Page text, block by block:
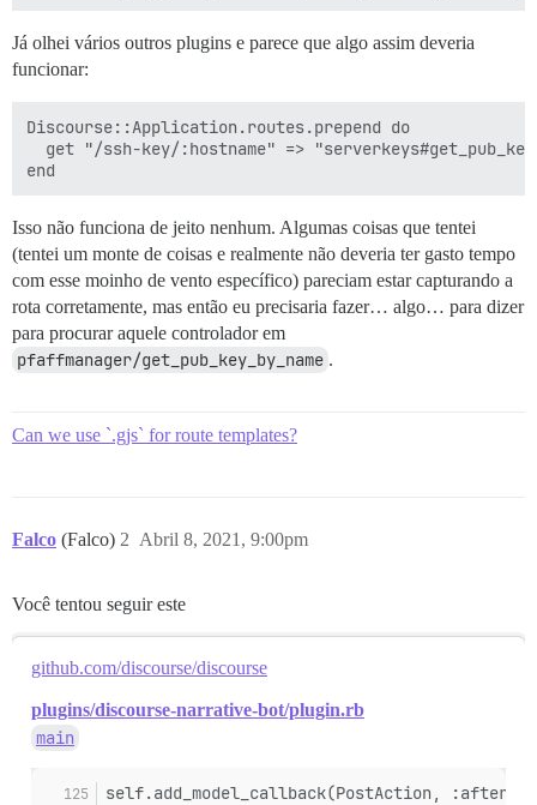
Já olhei vários outros plugins e parece que algo assim deveria
funcionar:
Discourse::Application.routes.prepend do
get "/ssh-key/:hostname" =>
Isso não funciona de jeito nenhum. Algumas coisas que tentei
(tentei um monte de coisas e realmente não deveria ter gasto tempo
com esse moinho de vento específico) pareciam estar capturando a
rota corretamente, mas então eu precisaria fazer… algo… para dizer
para procurar aquele controlador em
pfaffmanager/get_pub_key_by_name .
Can we use `.gjs` for route templates?
Falco (Falco) Abril 8, 2021, 9:00pm
2
Você tentou seguir este
github.com/discourse/discourse
plugins/discourse-narrative-bot/plugin.rb
main
self.add_model_callback(PostAction,